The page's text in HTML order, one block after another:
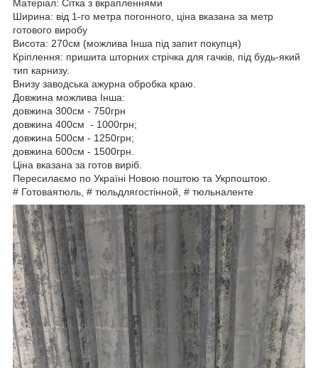
Матеріал: Сітка з вкрапленнями
Ширина: від 1-го метра погонного, ціна вказана за метр
готового виробу
Висота: 270см (можлива Інша під запит покупця)
Кріплення: пришита шторних стрічка для гачків, під будь-який
тип карнизу.
Внизу заводська ажурна обробка краю.
Довжина можлива Інша:
довжина 300см - 750грн
довжина 400см - 1000грн;
довжина 500см - 1250грн;
довжина 600см - 1500грн.
Ціна вказана за готов виріб.
Пересилаємо по Україні Новою поштою та Укрпоштою.
# Готоваятюль, # тюльдлягостінной, # тюльналенте